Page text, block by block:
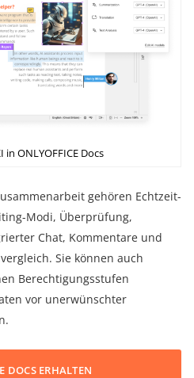
in ONLYOFFICE Docs
gehören Echtzeit-
Modi, Überprüfung,
Chat, Kommentare und
Sie können auch
Berechtigungsstufen
vor unerwünschter
DOCS ERHALTEN